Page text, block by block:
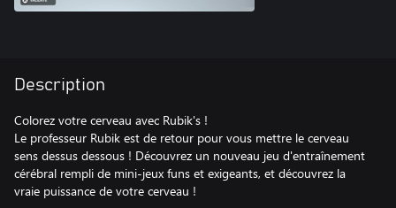
Description
Colorez votre cerveau avec Rubik's !
Le professeur Rubik est de retour pour vous mettre le cerveau
sens dessus dessous ! Découvrez un nouveau jeu d'entraînement
cérébral rempli de mini-jeux funs et exigeants, et découvrez la
vraie puissance de votre cerveau !